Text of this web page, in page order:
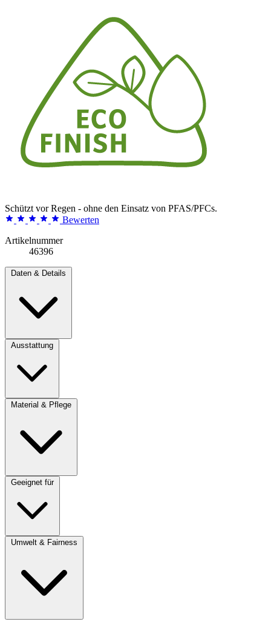
Schützt vor Regen - ohne den Einsatz von PFAS/PFCs.
Bewerten
Artikelnummer
46396
Daten & Details
Ausstattung
Material & Pflege
Geeignet für
Umwelt & Fairness